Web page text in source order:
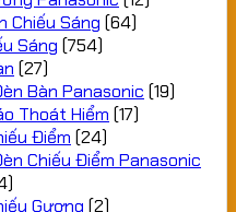
Chiếu Sáng (64)
Sáng (754)
(27)
Bàn Panasonic (19)
Thoát Hiểm (17)
Điểm (24)
Chiếu Điểm Panasonic
Gương (2)